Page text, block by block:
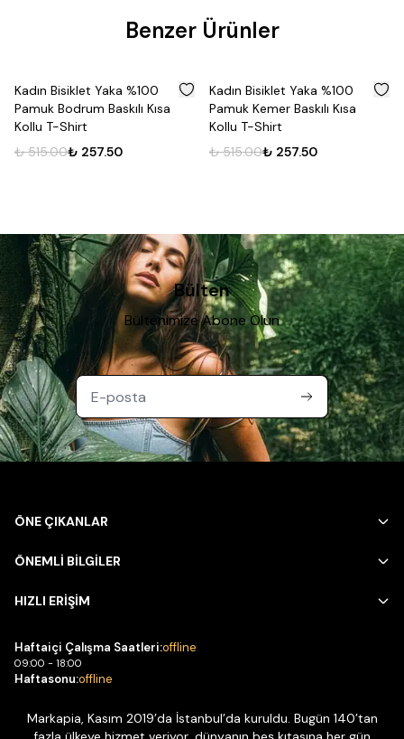
Benzer Ürünler
% 50
Kadın Bisiklet Yaka %100
Pamuk Bodrum Baskılı Kısa
Kollu T-Shirt
₺ 515.00₺ 257.50
% 50
Kadın Bisiklet Yaka %100
Pamuk Kemer Baskılı Kısa
Kollu T-Shirt
₺ 515.00₺ 257.50
Bülten
Bültenimize Abone Olun
ÖNE ÇIKANLAR
ÖNEMLİ BİLGİLER
HIZLI ERİŞİM
Haftaiçi Çalışma Saatleri:offline
09:00 - 18:00
Haftasonu:offline
Markapia, Kasım 2019’da İstanbul’da kuruldu. Bugün 140’tan